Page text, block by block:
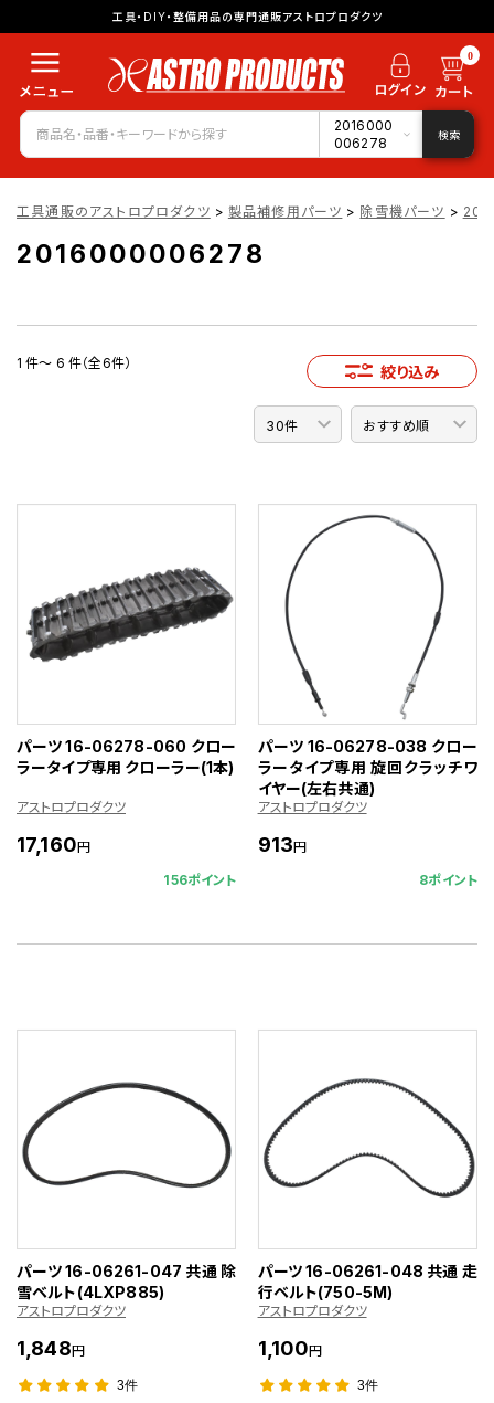
工具・DIY・整備用品の専門通販アストロプロダクツ
0
2016000
006278
検索
工具通販のアストロプロダクツ > 製品補修用パーツ > 除雪機パーツ >
2016000006278
1 件～ 6 件（全6件） 絞り込み
パーツ 16-06278-060 クロー
ラータイプ専用 クローラー(1本)
アストロプロダクツ
17,160円
156ポイント
パーツ 16-06278-038 クロー
ラータイプ専用 旋回クラッチワ
イヤー(左右共通)
アストロプロダクツ
913円
8ポイント
パーツ 16-06261-047 共通 除
雪ベルト(4LXP885)
アストロプロダクツ
1,848円
3件
パーツ 16-06261-048 共通 走
行ベルト(750-5M)
アストロプロダクツ
1,100円
3件